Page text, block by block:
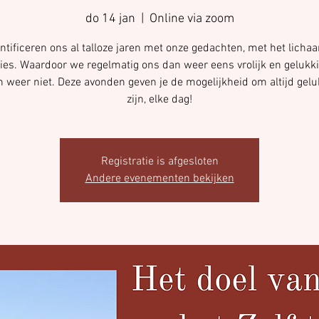
do 14 jan Online via zoom
ons al talloze jaren met onze gedachten, met het
Waardoor we regelmatig ons dan weer eens vrolijk en
weer niet. Deze avonden geven je de mogelijkheid om altijd
zijn, elke dag!
Registratie is afgesloten
Andere evenementen bekijken